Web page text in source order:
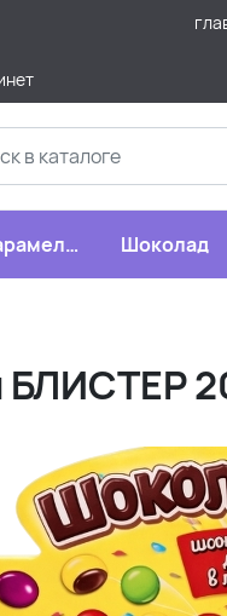
Шоколад